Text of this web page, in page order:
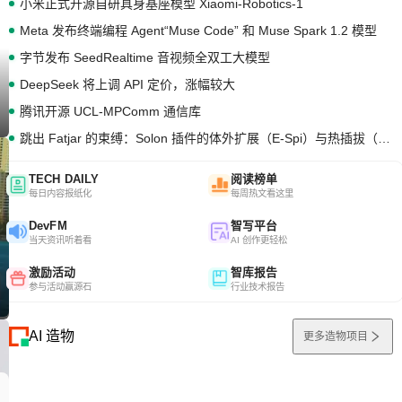
小米正式开源自研具身基座模型 Xiaomi-Robotics-1
Meta 发布终端编程 Agent“Muse Code” 和 Muse Spark 1.2 模型
字节发布 SeedRealtime 音视频全双工大模型
DeepSeek 将上调 API 定价，涨幅较大
腾讯开源 UCL-MPComm 通信库
TECH DAILY
每日内容报纸化
阅读榜单
每周热文看这里
DevFM
当天资讯听着看
智写平台
AI 创作更轻松
激励活动
参与活动赢源石
智库报告
行业技术报告
AI 造物 更多造物项目